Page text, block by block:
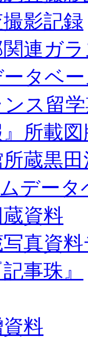
影記録
連ガ
タベ
ス留
』所載
蔵黒
データ
資料
真資
事珠』
料